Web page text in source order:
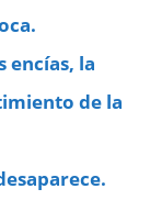
encías, la
de la